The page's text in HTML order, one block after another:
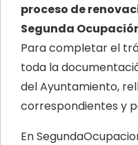
proceso de
Segunda
Para completar el
toda la
del Ayuntamiento,
correspondientes y
En